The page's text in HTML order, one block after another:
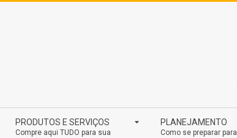
Navigation
PRODUTOS E SERVIÇOS
Compre aqui TUDO para sua
PLANEJAMENTO
Como se preparar